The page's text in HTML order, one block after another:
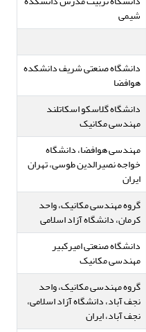
شیمی
دانشگاه صنعتی شریف دانشکده
هوافضا
دانشگاه گلاسکو اسکاتلند
مهندسی مکانیک
مهندسی هوافضا، دانشگاه
خواجه نصیرالدین طوسی، تهران
ایران
گروه مهندسی مکانیک، واحد
کرمان، دانشگاه آزاد اسلامی
دانشگاه صنعتی امیرکبیر
مهندسی مکانیک
گروه مهندسی مکانیک، واحد
نجف آباد، دانشگاه آزاد اسلامی،
نجف آباد، ایران